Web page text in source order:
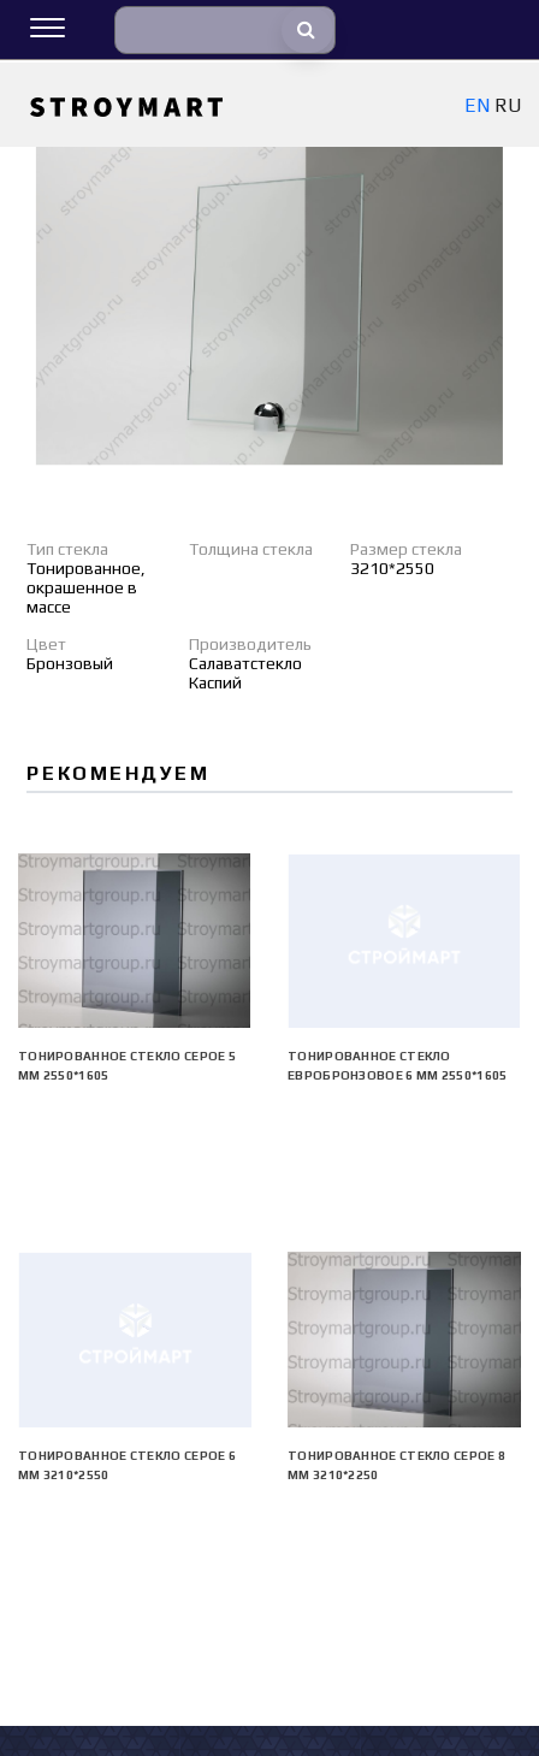
EN RU
Тип стекла
Тонированное,
окрашенное в
массе
Толщина стекла
Размер стекла
3210*2550
Цвет
Бронзовый
Производитель
Салаватстекло
Каспий
РЕКОМЕНДУЕМ
ТОНИРОВАННОЕ СТЕКЛО СЕРОЕ 5
ММ 2550*1605
ТОНИРОВАННОЕ СТЕКЛО
ЕВРОБРОНЗОВОЕ 6 ММ 2550*1605
ТОНИРОВАННОЕ СТЕКЛО СЕРОЕ 6
ММ 3210*2550
ТОНИРОВАННОЕ СТЕКЛО СЕРОЕ 8
ММ 3210*2250